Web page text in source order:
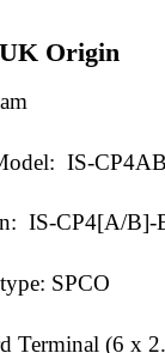
Origin
IS-
IS-CP4[A/B]-
SPCO
Terminal (6 x